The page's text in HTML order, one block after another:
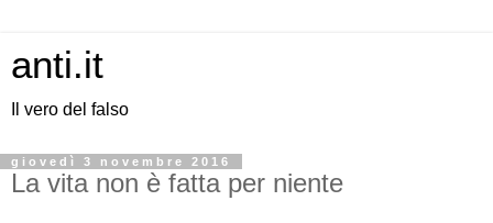
anti.it
Il vero del falso
giovedì 3 novembre 2016
La vita non è fatta per niente